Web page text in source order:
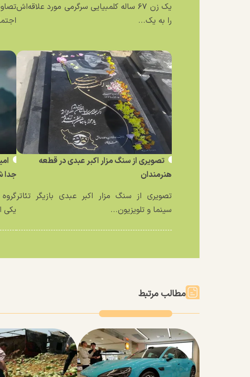
یک زن ۶۷ ساله کلمبیایی سرگرمی مورد علاقه‌اش
را به یک...
تصویری از سنگ مزار اکبر عبدی در قطعه
هنرمندان
تصویری از سنگ مزار اکبر عبدی بازیگر تئاتر
سینما و تلویزیون...
جدا
یکی
مطالب مرتبط